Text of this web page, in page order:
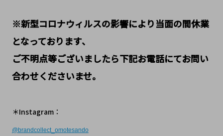
※新型コロナウィルスの影響により当面の間休業
となっております、
ご不明点等ございましたら下記お電話にてお問い
合わせくださいませ。
＊Instagram：
@brandcollect_omotesando